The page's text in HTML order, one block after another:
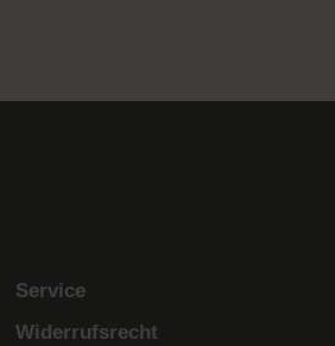
Service
Widerrufsrecht